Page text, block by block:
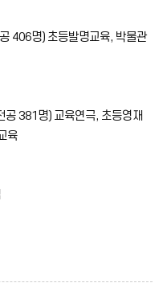
406명) 초등발명교육, 박물관
공 381명) 교육연극, 초등영재
육